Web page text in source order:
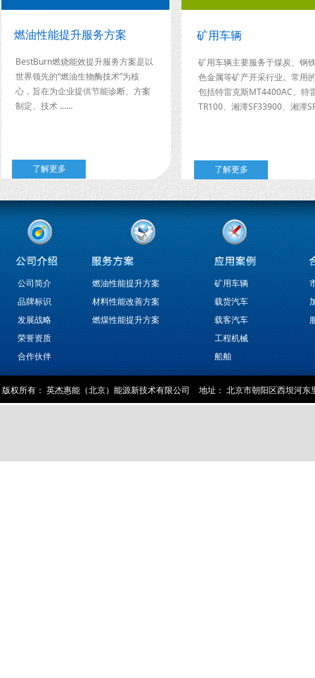
了解更多
BestBurn燃烧能效提升服务方案是以
世界领先的“燃油生物酶技术”为核
心，旨在为企业提供节能诊断、方案
制定、技术 ……
燃油性能提升服务方案
了解更多
矿用车辆
矿用车辆主要服务于煤炭、钢
色金属等矿产开采行业。常用
包括特雷克斯MT4400AC、特
TR100、湘潭SF33900、湘潭
版权所有： 英杰惠能（北京）能源新技术有限公司 地址： 北京市朝阳区西坝河东
公司简介
品牌标识
发展战略
荣誉资质
合作伙伴
燃油性能提升方案
材料性能改善方案
燃煤性能提升方案
矿用车辆
载货汽车
载客汽车
工程机械
船舶